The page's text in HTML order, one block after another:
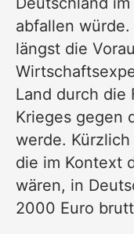
abfallen
längst die
Land durch die
Krieges gegen
werde.
die im Kontext
wären, in
2000 Euro